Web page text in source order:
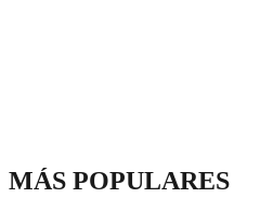
MÁS POPULARES